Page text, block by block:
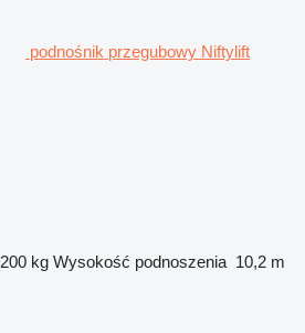
podnośnik przegubowy Niftylift
200 kg Wysokość podnoszenia 10,2 m